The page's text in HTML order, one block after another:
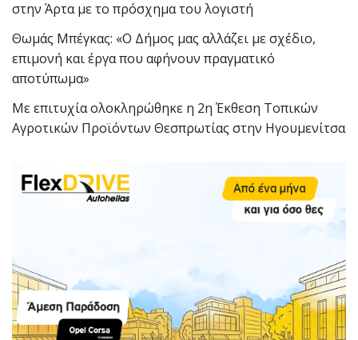
στην Άρτα με το πρόσχημα του λογιστή
Θωμάς Μπέγκας: «Ο Δήμος μας αλλάζει με σχέδιο,
επιμονή και έργα που αφήνουν πραγματικό
αποτύπωμα»
Με επιτυχία ολοκληρώθηκε η 2η Έκθεση Τοπικών
Αγροτικών Προϊόντων Θεσπρωτίας στην Ηγουμενίτσα